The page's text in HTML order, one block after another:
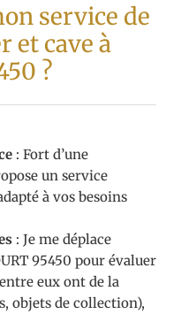
service de
et cave à
?
: Fort d’une
un service
à vos besoins
: Je me déplace
95450 pour évaluer
eux ont de la
objets de collection),